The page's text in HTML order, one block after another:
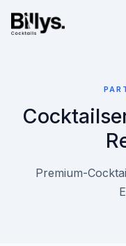
Premium-